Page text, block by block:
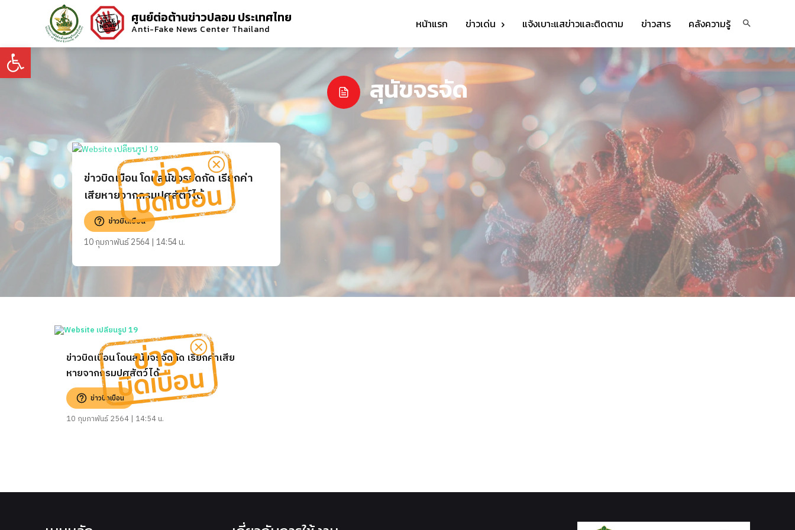
Open toolbar
ศูนย์ต่อต้านข่าวปลอม ประเทศไทย
Anti-Fake News Center Thailand หน้าแรก ข่าวเด่น แจ้งเบาะแสข่าวและติดตาม ข่าวสาร คลังความรู้
สุนัขจรจัด
ข่าวบิดเบือน โดนสุนัขจรจัดกัด เรียกค่า
เสียหายจากกรมปศุสัตว์ได้
ข่าวบิดเบือน
10 กุมภาพันธ์ 2564 | 14:54 น.
ข่าวบิดเบือน โดนสุนัขจรจัดกัด เรียกค่าเสีย
หายจากกรมปศุสัตว์ได้
ข่าวบิดเบือน
10 กุมภาพันธ์ 2564 | 14:54 น.